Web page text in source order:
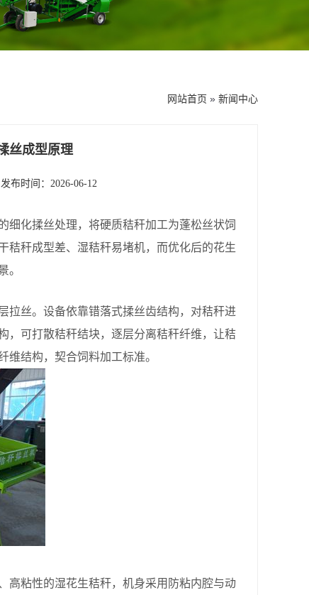
网站首页 » 新闻中心
丝成型原理
发布时间：2026-06-12
细化揉丝处理，将硬质秸秆加工为蓬松丝状饲
秸秆成型差、湿秸秆易堵机，而优化后的花生
。
丝。设备依靠错落式揉丝齿结构，对秸秆进
，可打散秸秆结块，逐层分离秸秆纤维，让秸
结构，契合饲料加工标准。
粘性的湿花生秸秆，机身采用防粘内腔与动